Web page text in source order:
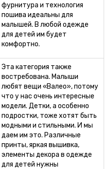
фурнитура и технология
пошива идеальны для
малышей. В любой одежде
для детей им будет
комфортно.
Эта категория также
востребована. Малыши
любят вещи «Валео», потому
что у нас очень интересные
модели. Детки, а особенно
подростки, тоже хотят быть
модными и стильными. И мы
даем им это. Различные
принты, яркая вышивка,
элементы декора в одежде
для детей нужны